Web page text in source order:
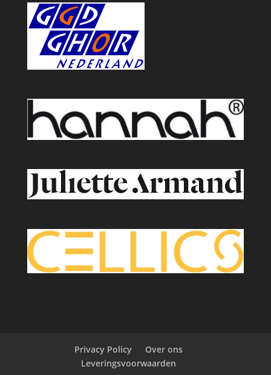
Privacy Policy
Over ons
Leveringsvoorwaarden